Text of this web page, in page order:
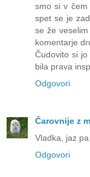
smo si v čem
spet se je
se že
komentarje
Čudovito si
bila prava
Odgovori
Čarovnije z
Vladka, jaz
Odgovori